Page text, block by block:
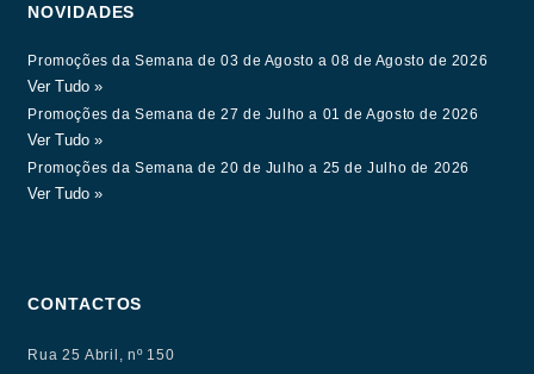
NOVIDADES
Promoções da Semana de 03 de Agosto a 08 de Agosto de 2026
Ver Tudo »
Promoções da Semana de 27 de Julho a 01 de Agosto de 2026
Ver Tudo »
Promoções da Semana de 20 de Julho a 25 de Julho de 2026
Ver Tudo »
CONTACTOS
Rua 25 Abril, nº 150